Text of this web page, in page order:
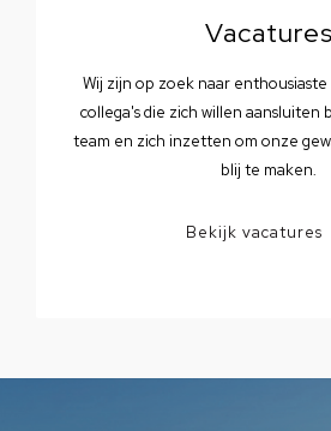
Vacatures
Wij zijn op zoek naar
collega's die zich willen aansluiten
team en zich inzetten om onze
blij te maken.
Bekijk vacatures